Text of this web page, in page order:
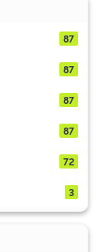
87
87
87
87
72
3